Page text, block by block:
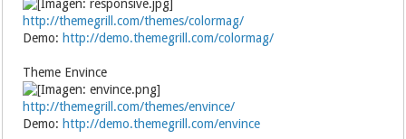
http://themegrill.com/themes/colormag/
Demo: http://demo.themegrill.com/colormag/
Theme Envince
http://themegrill.com/themes/envince/
Demo: http://demo.themegrill.com/envince